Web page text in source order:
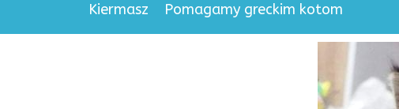
Kiermasz Pomagamy greckim kotom